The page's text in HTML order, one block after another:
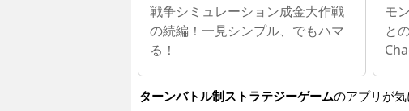
戦争シミュレーション成金大作戦
の続編！一見シンプル、でもハマ
る！
モ
と
ターンバトル制ストラテジーゲームのアプリが